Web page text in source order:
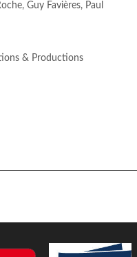
Guy Favières, Paul
& Productions